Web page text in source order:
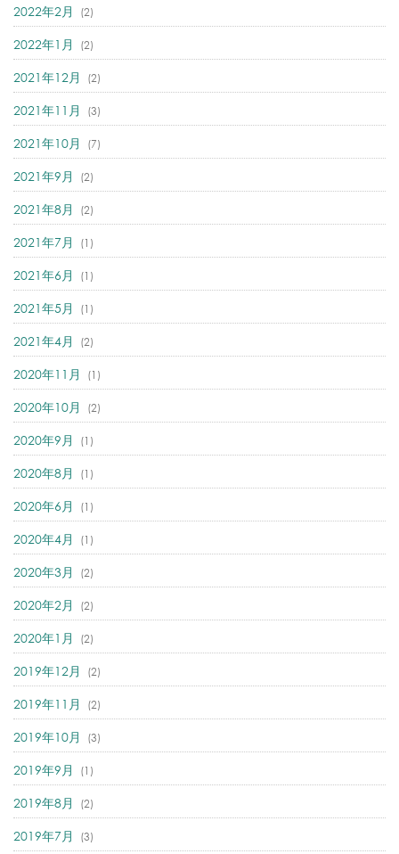
2022年2月 (2)
2022年1月 (2)
2021年12月 (2)
2021年11月 (3)
2021年10月 (7)
2021年9月 (2)
2021年8月 (2)
2021年7月 (1)
2021年6月 (1)
2021年5月 (1)
2021年4月 (2)
2020年11月 (1)
2020年10月 (2)
2020年9月 (1)
2020年8月 (1)
2020年6月 (1)
2020年4月 (1)
2020年3月 (2)
2020年2月 (2)
2020年1月 (2)
2019年12月 (2)
2019年11月 (2)
2019年10月 (3)
2019年9月 (1)
2019年8月 (2)
2019年7月 (3)